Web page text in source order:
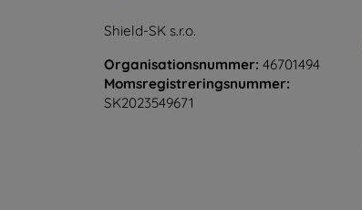
Shield-SK s.r.o.
Organisationsnummer: 46701494
Momsregistreringsnummer:
SK2023549671